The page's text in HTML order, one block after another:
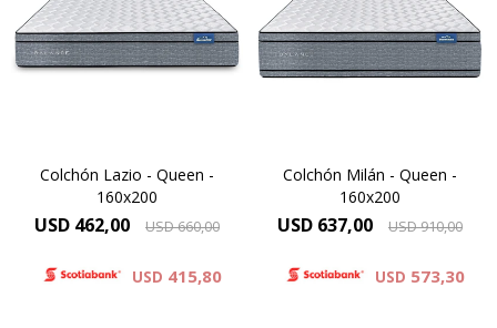
24cm.
Elevado confort gracias a las
capas adicionales de espuma
contenida por un sistema
Colchón Lazio - Queen -
160x200
USD 462,00 USD660,00
USD 415,80
sostenibles, Altura de
colchón 29cm.
Doble confort gracias a las
capas de espuma.
Extrafirm contenidas por un
Colchón Milán - Queen -
160x200
USD 637,00 USD910,00
USD 573,30